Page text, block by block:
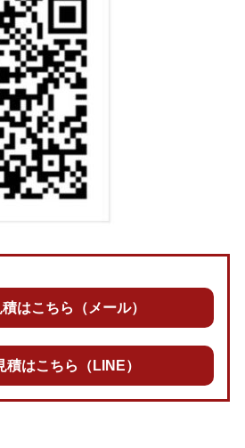
はこちら（メール）
積はこちら（LINE）